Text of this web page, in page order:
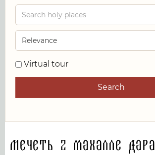
Virtual tour
Search
Мечеть 2 махалле Дара